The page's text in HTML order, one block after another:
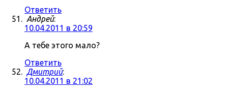
Ответить
Андрей:
10.04.2011 в 20:59
А тебе этого мало?
Ответить
Дмитрий:
10.04.2011 в 21:02